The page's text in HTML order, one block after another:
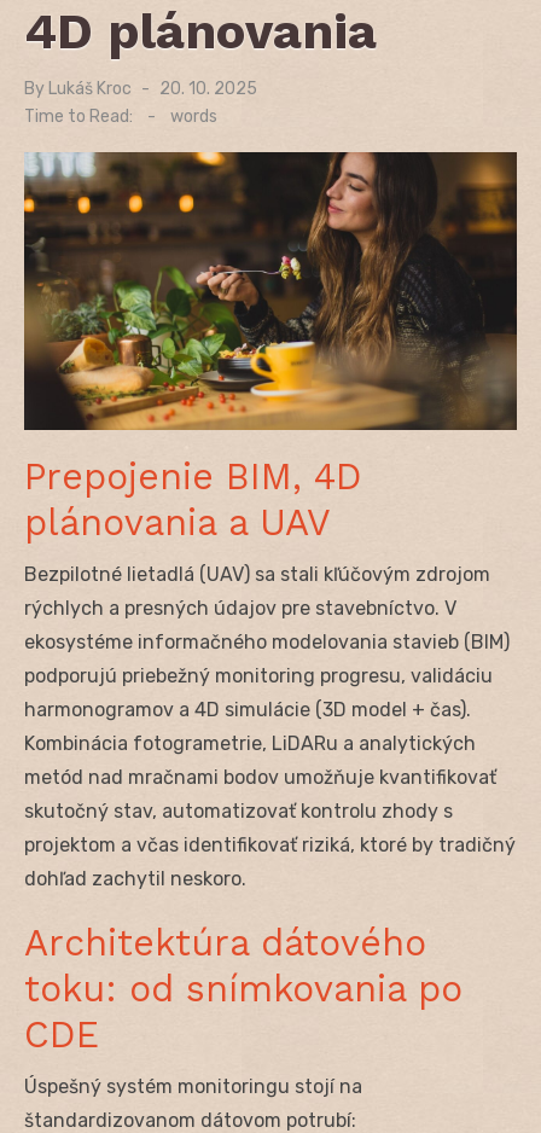
4D plánovania
By Lukáš Kroc
Posted
on
20. 10. 2025
Time to Read:
- words
Prepojenie BIM, 4D
plánovania a UAV
Bezpilotné lietadlá (UAV) sa stali kľúčovým zdrojom
rýchlych a presných údajov pre stavebníctvo. V
ekosystéme informačného modelovania stavieb (BIM)
podporujú priebežný monitoring progresu, validáciu
harmonogramov a 4D simulácie (3D model + čas).
Kombinácia fotogrametrie, LiDARu a analytických
metód nad mračnami bodov umožňuje kvantifikovať
skutočný stav, automatizovať kontrolu zhody s
projektom a včas identifikovať riziká, ktoré by tradičný
dohľad zachytil neskoro.
Architektúra dátového
toku: od snímkovania po
CDE
Úspešný systém monitoringu stojí na
štandardizovanom dátovom potrubí: